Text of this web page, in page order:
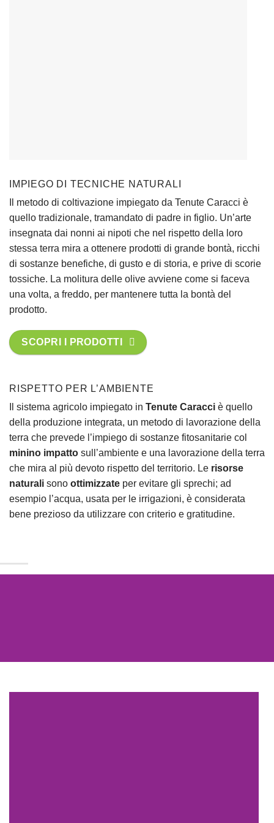
IMPIEGO DI TECNICHE NATURALI
Il metodo di coltivazione impiegato da Tenute Caracci è
quello tradizionale, tramandato di padre in figlio. Un’arte
insegnata dai nonni ai nipoti che nel rispetto della loro
stessa terra mira a ottenere prodotti di grande bontà, ricchi
di sostanze benefiche, di gusto e di storia, e prive di scorie
tossiche. La molitura delle olive avviene come si faceva
una volta, a freddo, per mantenere tutta la bontà del
prodotto.
SCOPRI I PRODOTTI
RISPETTO PER L’AMBIENTE
Il sistema agricolo impiegato in Tenute Caracci è quello
della produzione integrata, un metodo di lavorazione della
terra che prevede l’impiego di sostanze fitosanitarie col
minino impatto sull’ambiente e una lavorazione della terra
che mira al più devoto rispetto del territorio. Le risorse
naturali sono ottimizzate per evitare gli sprechi; ad
esempio l’acqua, usata per le irrigazioni, è considerata
bene prezioso da utilizzare con criterio e gratitudine.